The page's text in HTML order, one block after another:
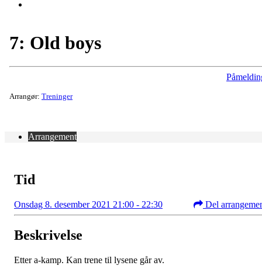
7: Old boys
Arrangør: Treninger
Arrangement
Tid
Onsdag 8. desember 2021 21:00 - 22:30 Del
Beskrivelse
Etter a-kamp. Kan trene til lysene går av.